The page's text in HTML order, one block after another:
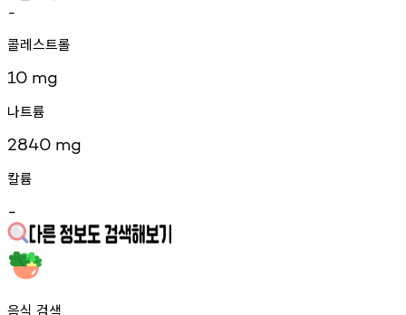
-
콜레스트롤
10 mg
나트륨
2840 mg
칼륨
-
음식 검색